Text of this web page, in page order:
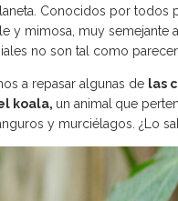
Conocidos por todos
y mimosa, muy semejante
no son tal como
a repasar algunas de las
koala, un animal que
y murciélagos. ¿Lo